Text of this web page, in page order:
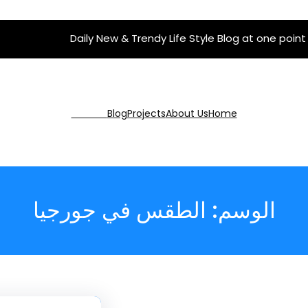
Daily New & Trendy Life Style Blog at one point
Home
About Us
Projects
Blog
الوسم: الطقس في جورجيا